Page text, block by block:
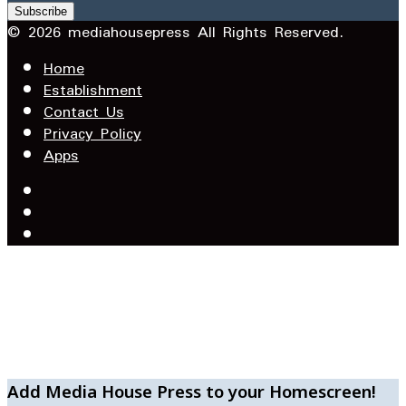
your
Email
© 2026 mediahousepress All Rights Reserved.
Home
Establishment
Contact Us
Privacy Policy
Apps
Add Media House Press to your Homescreen!